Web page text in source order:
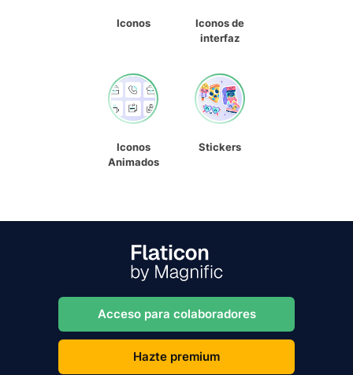
Iconos
Iconos de
interfaz
Iconos
Animados
Stickers
Acceso para colaboradores
Hazte premium